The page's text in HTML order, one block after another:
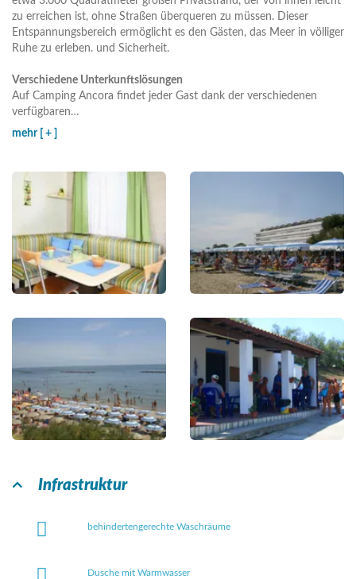
zu erreichen ist, ohne Straßen überqueren zu müssen. Dieser
Entspannungsbereich ermöglicht es den Gästen, das Meer in völliger
Ruhe zu erleben. und Sicherheit.
Verschiedene Unterkunftslösungen
Auf Camping Ancora findet jeder Gast dank der verschiedenen
verfügbaren…
mehr [ + ]
Infrastruktur
behindertengerechte Waschräume
Dusche mit Warmwasser